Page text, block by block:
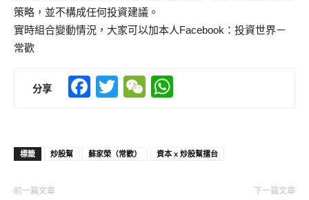
策略， 並不構成任何投資建議。
實時組合變動情況， 大家可以加本人Facebook：投資世界－
常歡
分享 Facebook
TwitterWeChat
標籤 炒股幫 蘇家榮（常歡） 資本 x 炒股幫擂台
前一篇文章 下一篇文章